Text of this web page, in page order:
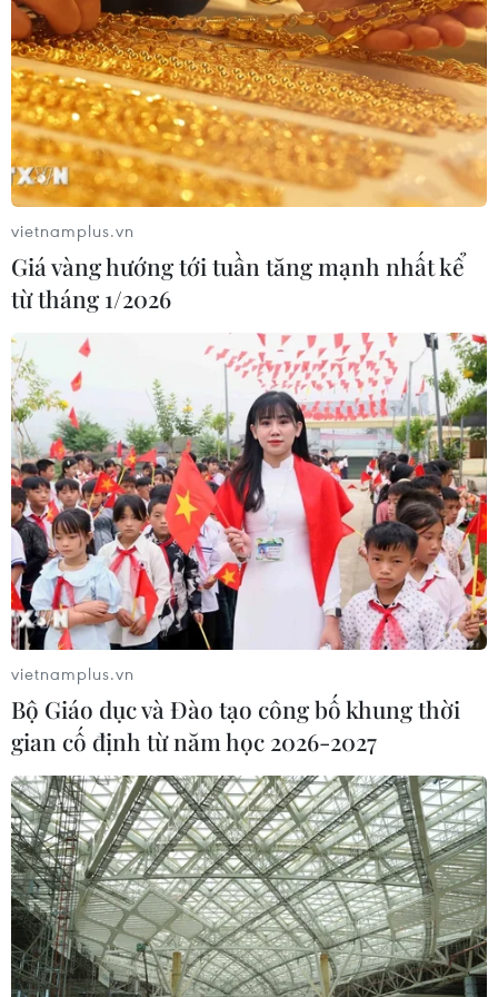
06/08/2026 06:40
Doanh thu AI của Microsoft phụ
thuộc phần lớn vào đối tác OpenAI
06/08/2026 06:31
Tây Ninh: Tạo điều kiện hình thành
doanh nghiệp công nghệ chiến lược
06/08/2026 04:45
Việt Nam hướng tới làm
chủ 10 công nghệ lõi vào năm 2030
06/08/2026 04:38
Ngày An ninh mạng Việt Nam: Kiến
tạo không gian mạng an toàn, nhân
văn
06/08/2026 02:49
Thủ tướng Lê Minh Hưng
phát động hưởng ứng ngày An ninh
mạng Việt Nam
06/08/2026 02:39
Thủ tướng: Bảo đảm an ninh mạng
phải gắn kết giữa bảo vệ hệ thống và
con người
vietnamplus.vn
Giá vàng hướng tới tuần tăng mạnh nhất kể
từ tháng 1/2026
vietnamplus.vn
Bộ Giáo dục và Đào tạo công bố khung thời
gian cố định từ năm học 2026-2027